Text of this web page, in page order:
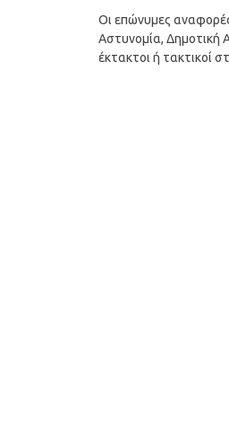
Οι επώνυμες
Αστυνομία, Δημοτική
έκτακτοι ή τακτικοί